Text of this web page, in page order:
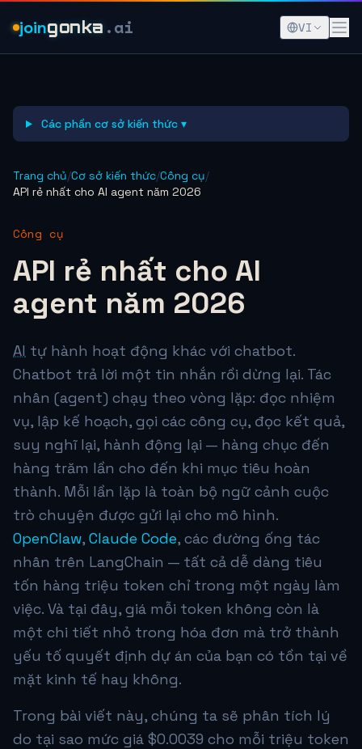
joingonka .ai VI
Các phần cơ sở kiến thức ▾
Trang chủ/Cơ sở kiến thức/Công cụ/
API rẻ nhất cho AI agent năm 2026
Công cụ
API rẻ nhất cho AI
agent năm 2026
AI tự hành hoạt động khác với chatbot.
Chatbot trả lời một tin nhắn rồi dừng lại. Tác
nhân (agent) chạy theo vòng lặp: đọc nhiệm
vụ, lập kế hoạch, gọi các công cụ, đọc kết quả,
suy nghĩ lại, hành động lại — hàng chục đến
hàng trăm lần cho đến khi mục tiêu hoàn
thành. Mỗi lần lặp là toàn bộ ngữ cảnh cuộc
trò chuyện được gửi lại cho mô hình.
OpenClaw, Claude Code, các đường ống tác
nhân trên LangChain — tất cả dễ dàng tiêu
tốn hàng triệu token chỉ trong một ngày làm
việc. Và tại đây, giá mỗi token không còn là
một chi tiết nhỏ trong hóa đơn mà trở thành
yếu tố quyết định dự án của bạn có tồn tại về
mặt kinh tế hay không.
Trong bài viết này, chúng ta sẽ phân tích lý
do tại sao mức giá $0.0039 cho mỗi triệu token